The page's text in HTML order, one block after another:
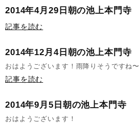
2014年4月29日朝の池上本門寺
記事を読む
2014年12月4日朝の池上本門寺
おはようございます！雨降りそうですね〜
記事を読む
2014年9月5日朝の池上本門寺
おはようございます！